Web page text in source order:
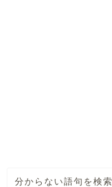
分からない語句を検索